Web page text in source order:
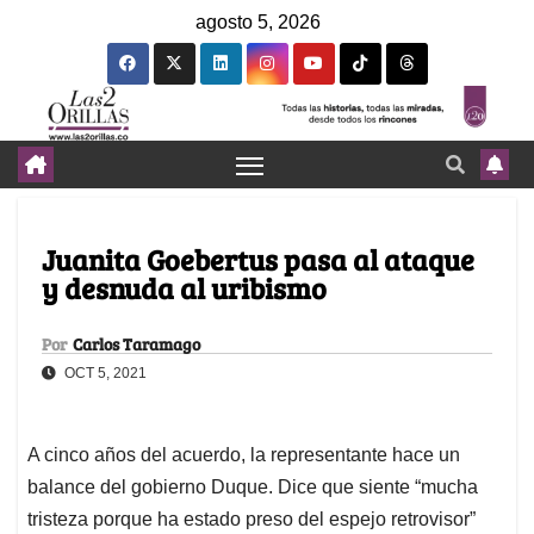
agosto 5, 2026
Juanita Goebertus pasa al ataque
y desnuda al uribismo
Por Carlos Taramago
OCT 5, 2021
A cinco años del acuerdo, la representante hace un
balance del gobierno Duque. Dice que siente “mucha
tristeza porque ha estado preso del espejo retrovisor”